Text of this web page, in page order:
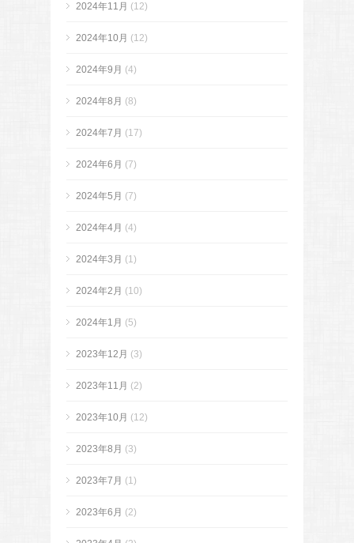
2024年11月 (12)
2024年10月 (12)
2024年9月 (4)
2024年8月 (8)
2024年7月 (17)
2024年6月 (7)
2024年5月 (7)
2024年4月 (4)
2024年3月 (1)
2024年2月 (10)
2024年1月 (5)
2023年12月 (3)
2023年11月 (2)
2023年10月 (12)
2023年8月 (3)
2023年7月 (1)
2023年6月 (2)